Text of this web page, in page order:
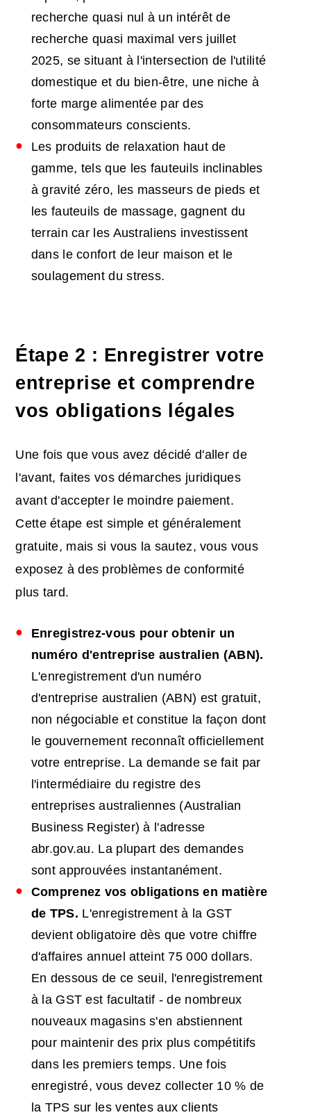
recherche quasi nul à un intérêt de
recherche quasi maximal vers juillet
2025, se situant à l'intersection de l'utilité
domestique et du bien-être, une niche à
forte marge alimentée par des
consommateurs conscients.
Les produits de relaxation haut de
gamme, tels que les fauteuils inclinables
à gravité zéro, les masseurs de pieds et
les fauteuils de massage, gagnent du
terrain car les Australiens investissent
dans le confort de leur maison et le
soulagement du stress.
Étape 2 : Enregistrer votre
entreprise et comprendre
vos obligations légales
Une fois que vous avez décidé d'aller de
l'avant, faites vos démarches juridiques
avant d'accepter le moindre paiement.
Cette étape est simple et généralement
gratuite, mais si vous la sautez, vous vous
exposez à des problèmes de conformité
plus tard.
Enregistrez-vous pour obtenir un
numéro d'entreprise australien (ABN).
L'enregistrement d'un numéro
d'entreprise australien (ABN) est gratuit,
non négociable et constitue la façon dont
le gouvernement reconnaît officiellement
votre entreprise. La demande se fait par
l'intermédiaire du registre des
entreprises australiennes (Australian
Business Register) à l'adresse
abr.gov.au. La plupart des demandes
sont approuvées instantanément.
Comprenez vos obligations en matière
de TPS. L'enregistrement à la GST
devient obligatoire dès que votre chiffre
d'affaires annuel atteint 75 000 dollars.
En dessous de ce seuil, l'enregistrement
à la GST est facultatif - de nombreux
nouveaux magasins s'en abstiennent
pour maintenir des prix plus compétitifs
dans les premiers temps. Une fois
enregistré, vous devez collecter 10 % de
la TPS sur les ventes aux clients